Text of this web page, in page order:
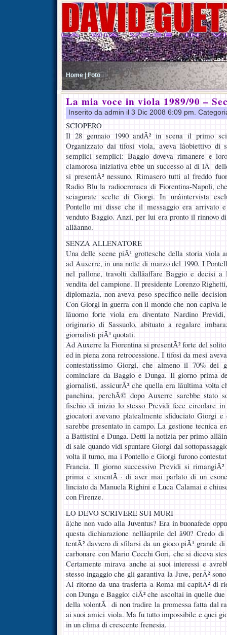
Home | Foto
La mia voce in viola 1989/90 –
Inserito da admin il 3 Dic 2008 6:09 pm.
SCIOPERO
Il 28 gennaio 1990 andÃ² in scena il primo
Organizzato dai tifosi viola, aveva lâobiettivo di
semplici semplici: Baggio doveva rimanere e
clamorosa iniziativa ebbe un successo al di lÃ
si presentÃ² nessuno. Rimasero tutti al freddo
Radio Blu la radiocronaca di Fiorentina-Napoli,
sciagurate scelte di Giorgi. In unâintervista
Pontello mi disse che il messaggio era arrivato
venduto Baggio. Anzi, per lui era pronto il rinnovo
allâanno.
SENZA ALLENATORE
Una delle scene piÃ¹ grottesche della storia viola
ad Auxerre, in una notte di marzo del 1990. I
nel pallone, travolti dallâaffare Baggio e decisi
vendita del campione. Il presidente Lorenzo
diplomazia, non aveva peso specifico nelle
Con Giorgi in guerra con il mondo che non capiva
lâuomo forte viola era diventato Nardino
originario di Sassuolo, abituato a regalare
giornalisti piÃ¹ quotati.
Ad Auxerre la Fiorentina si presentÃ² forte del
ed in piena zona retrocessione. I tifosi da mesi
contestatissimo Giorgi, che almeno il 70% dei
cominciare da Baggio e Dunga. Il giorno prima
giornalisti, assicurÃ² che quella era lâultima
panchina, perchÃ© dopo Auxerre sarebbe stato
fischio di inizio lo stesso Previdi fece circolare
giocatori avevano platealmente sfiduciato Giorgi e
sarebbe presentato in campo. La gestione tecnica
a Battistini e Dunga. Detti la notizia per primo
di sale quando vidi spuntare Giorgi dal
volta il turno, ma i Pontello e Giorgi furono
Francia. Il giorno successivo Previdi si
prima e smentÃ¬ di aver mai parlato di un
linciato da Manuela Righini e Luca Calamai e
con Firenze.
LO DEVO SCRIVERE SUI MURI
â¦che non vado alla Juventus? Era in buonafede
questa dichiarazione nellâaprile del â90?
tentÃ² davvero di sfilarsi da un gioco piÃ¹ grande
carbonare con Mario Cecchi Gori, che si diceva
Certamente mirava anche ai suoi interessi e
stesso ingaggio che gli garantiva la Juve, perÃ²
Al ritorno da una trasferta a Roma mi capitÃ² di
con Dunga e Baggio: ciÃ² che ascoltai in quelle
della volontÃ di non tradire la promessa fatta dal
ai suoi amici viola. Ma fu tutto impossibile e quei
in un clima di crescente frenesia.